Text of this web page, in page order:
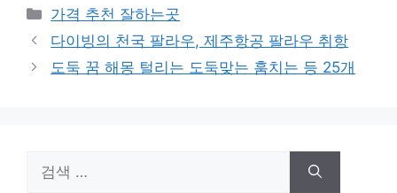
카
테
고
리
가격 추천 잘하는곳
다이빙의 천국 팔라우, 제주항공 팔라우 취항
도둑 꿈 해몽 털리는 도둑맞는 훔치는 등 25개
색: